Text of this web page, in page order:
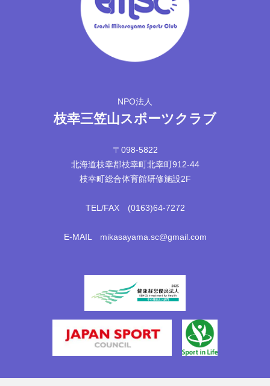
NPO法人
枝幸三笠山スポーツクラブ
〒098-5822
北海道枝幸郡枝幸町北幸町912-44
枝幸町総合体育館研修施設2F
TEL/FAX (0163)64-7272
E-MAIL mikasayama.sc@gmail.com